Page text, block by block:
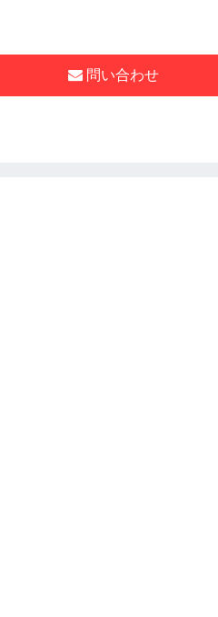
問い合わせ